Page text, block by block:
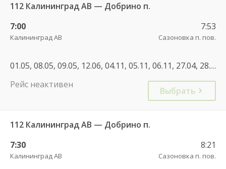
112 Калининград АВ — Добрино п.
7:00
Калининград АВ
7:53
Сазоновка п. пов.
01.05, 08.05, 09.05, 12.06, 04.11, 05.11, 06.11, 27.04, 28.12, 01.11
Рейс неактивен
Выбрать
112 Калининград АВ — Добрино п.
7:30
Калининград АВ
8:21
Сазоновка п. пов.